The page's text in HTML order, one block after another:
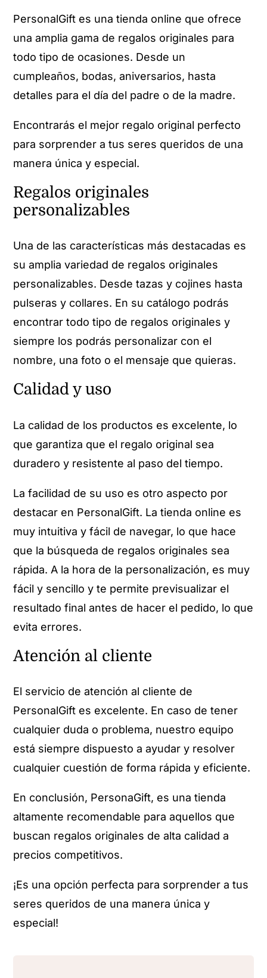
PersonalGift es una tienda online que ofrece
una amplia gama de regalos originales para
todo tipo de ocasiones. Desde un
cumpleaños, bodas, aniversarios, hasta
detalles para el día del padre o de la madre.
Encontrarás el mejor regalo original perfecto
para sorprender a tus seres queridos de una
manera única y especial.
Regalos originales
personalizables
Una de las características más destacadas es
su amplia variedad de regalos originales
personalizables. Desde tazas y cojines hasta
pulseras y collares. En su catálogo podrás
encontrar todo tipo de regalos originales y
siempre los podrás personalizar con el
nombre, una foto o el mensaje que quieras.
Calidad y uso
La calidad de los productos es excelente, lo
que garantiza que el regalo original sea
duradero y resistente al paso del tiempo.
La facilidad de su uso es otro aspecto por
destacar en PersonalGift. La tienda online es
muy intuitiva y fácil de navegar, lo que hace
que la búsqueda de regalos originales sea
rápida. A la hora de la personalización, es muy
fácil y sencillo y te permite previsualizar el
resultado final antes de hacer el pedido, lo que
evita errores.
Atención al cliente
El servicio de atención al cliente de
PersonalGift es excelente. En caso de tener
cualquier duda o problema, nuestro equipo
está siempre dispuesto a ayudar y resolver
cualquier cuestión de forma rápida y eficiente.
En conclusión, PersonaGift, es una tienda
altamente recomendable para aquellos que
buscan regalos originales de alta calidad a
precios competitivos.
¡Es una opción perfecta para sorprender a tus
seres queridos de una manera única y
especial!